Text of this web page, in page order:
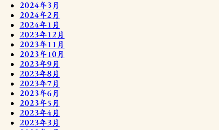
2024年3月
2024年2月
2024年1月
2023年12月
2023年11月
2023年10月
2023年9月
2023年8月
2023年7月
2023年6月
2023年5月
2023年4月
2023年3月